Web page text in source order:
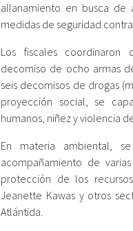
allanamiento en busca de
medidas de seguridad
Los fiscales coordinaron
decomiso de ocho armas
seis decomisos de drogas
proyección social, se
humanos, niñez y violencia
En materia ambiental,
acompañamiento de
protección de los
Jeanette Kawas y otros
Atlántida.